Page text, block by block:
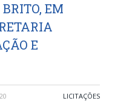
EM
E
LICITAÇÕES